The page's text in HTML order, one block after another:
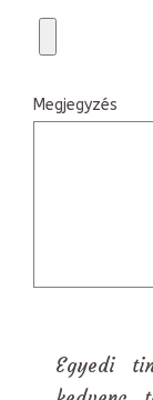
Megjegyzés
Egyedi